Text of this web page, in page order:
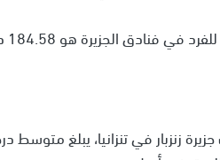
فنادق الجزيرة هو 184.58 دولار.